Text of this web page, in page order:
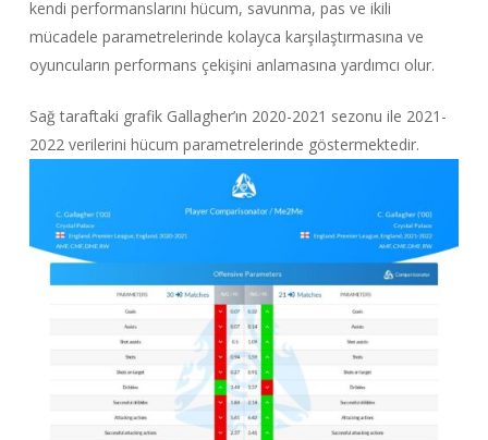
kendi performanslarını hücum, savunma, pas ve ikili
mücadele parametrelerinde kolayca karşılaştırmasına ve
oyuncuların performans çekişini anlamasına yardımcı olur.
Sağ taraftaki grafik Gallagher’ın 2020-2021 sezonu ile 2021-
2022 verilerini hücum parametrelerinde göstermektedir.